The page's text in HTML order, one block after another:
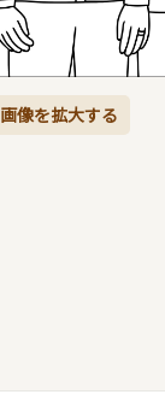
画像を拡大する